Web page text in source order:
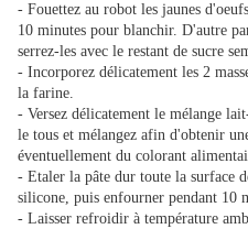
- Fouettez au robot les jaunes
10 minutes pour blanchir. D'autre
serrez-les avec le restant de sucre
- Incorporez délicatement les 2
la farine.
- Versez délicatement le mélange
le tous et mélangez afin d'obtenir
éventuellement du colorant
- Etaler la pâte dur toute la surface
silicone, puis enfourner pendant 10
- Laisser refroidir à température